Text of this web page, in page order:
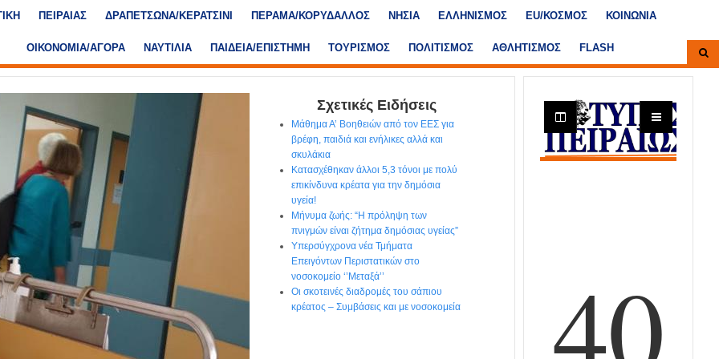
ΠΕΙΡΑΙΑΣ ΔΡΑΠΕΤΣΩΝΑ/ΚΕΡΑΤΣΙΝΙ ΠΕΡΑΜΑ/ΚΟΡΥΔΑΛΛΟΣ ΝΗΣΙΑ ΕΛΛΗΝΙΣΜΟΣ ΕU/ΚΟΣΜΟΣ ΚΟΙΝΩΝΙΑ
ΟΙΚΟΝΟΜΙΑ/ΑΓΟΡΑ ΝΑΥΤΙΛΙΑ ΠΑΙΔΕΙΑ/ΕΠΙΣΤΗΜΗ ΤΟΥΡΙΣΜΟΣ ΠΟΛΙΤΙΣΜΟΣ ΑΘΛΗΤΙΣΜΟΣ FLASH
Σχετικές Ειδήσεις
Μάθημα Α’ Βοηθειών από τον ΕΕΣ για
βρέφη, παιδιά και ενήλικες αλλά και
σκυλάκια
Κατασχέθηκαν άλλοι 5,3 τόνοι με πολύ
επικίνδυνα κρέατα για την δημόσια
υγεία!
Μήνυμα ζωής: “Η πρόληψη των
πνιγμών είναι ζήτημα δημόσιας υγείας”
Υπερσύγχρονα νέα Τμήματα
Επειγόντων Περιστατικών στο
νοσοκομείο ‘’Μεταξά’’
Οι σκοτεινές διαδρομές του σάπιου
κρέατος – Συμβάσεις και με νοσοκομεία